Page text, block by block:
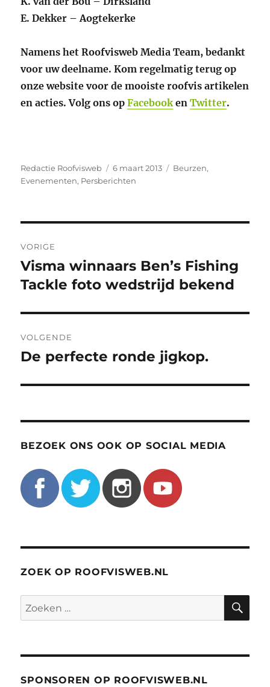
E. Dekker – Aogtekerke
Namens het Roofvisweb Media Team, bedankt
voor uw deelname. Kom regelmatig terug op
onze website voor de mooiste roofvis artikelen
en acties. Volg ons opFacebookenTwitter.
Auteur
Redactie Roofvisweb
Geplaatst
op
6 maart 2013 Categorieën
Beurzen,
Evenementen, Persberichten
navigatie
VORIGE
Vorig
bericht:
Visma winnaars Ben’s Fishing
Tackle foto wedstrijd bekend
VOLGENDE
Volgend
De perfecte ronde jigkop.
BEZOEK ONS OOK OP SOCIAL MEDIA
ZOEK OP ROOFVISWEB.NL
Zoeken
naar:
SPONSOREN OP ROOFVISWEB.NL